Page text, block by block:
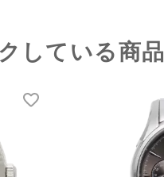
している商品